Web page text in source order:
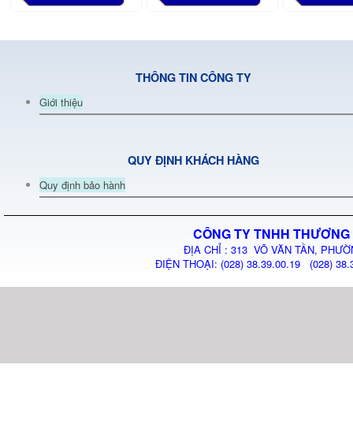
THÔNG TIN CÔNG TY
Giới thiệu
QUY ĐỊNH KHÁCH HÀNG
Quy định bảo hành
CÔNG TY TNHH
ĐỊA CHỈ : 313 VÕ VĂN TẦN,
ĐIỆN THOẠI: (028) 38.39.00.19 (028)